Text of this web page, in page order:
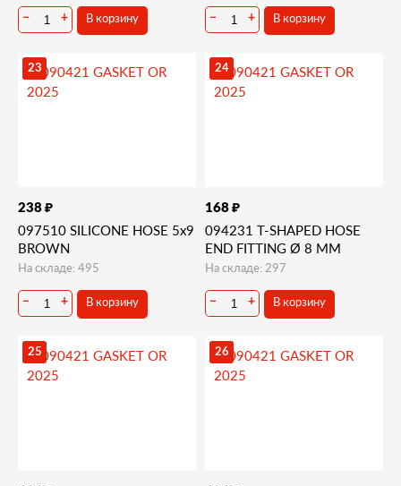
− + В корзину − + В корзину
23
238 ₽
097510 SILICONE HOSE 5x9
BROWN
На складе: 495
− + В корзину
24
168 ₽
094231 T-SHAPED HOSE
END FITTING Ø 8 MM
На складе: 297
− + В корзину
25 26